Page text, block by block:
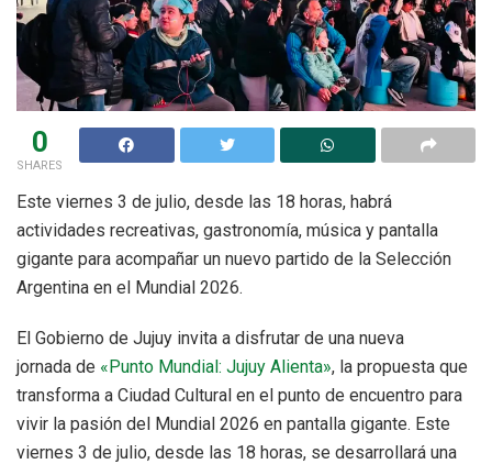
0
SHARES
Este viernes 3 de julio, desde las 18 horas, habrá
actividades recreativas, gastronomía, música y pantalla
gigante para acompañar un nuevo partido de la Selección
Argentina en el Mundial 2026.
El Gobierno de Jujuy invita a disfrutar de una nueva
jornada de «Punto Mundial: Jujuy Alienta», la propuesta que
transforma a Ciudad Cultural en el punto de encuentro para
vivir la pasión del Mundial 2026 en pantalla gigante. Este
viernes 3 de julio, desde las 18 horas, se desarrollará una